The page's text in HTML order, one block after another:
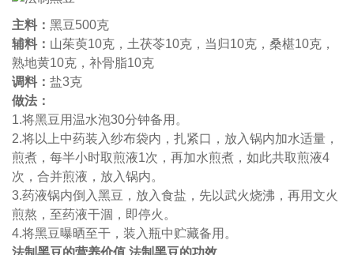
主料： 黑豆500克
辅料： 山茱萸10克，土茯苓10克，当归10克，桑椹10克，
熟地黄10克，补骨脂10克
调料： 盐3克
做法：
1.将黑豆用温水泡30分钟备用。
2.将以上中药装入纱布袋内，扎紧口，放入锅内加水适量，
煎煮，每半小时取煎液1次，再加水煎煮，如此共取煎液4
次，合并煎液，放入锅内。
3.药液锅内倒入黑豆，放入食盐，先以武火烧沸，再用文火
煎熬，至药液干涸，即停火。
4.将黑豆曝晒至干，装入瓶中贮藏备用。
法制黑豆的营养价值 法制黑豆的功效